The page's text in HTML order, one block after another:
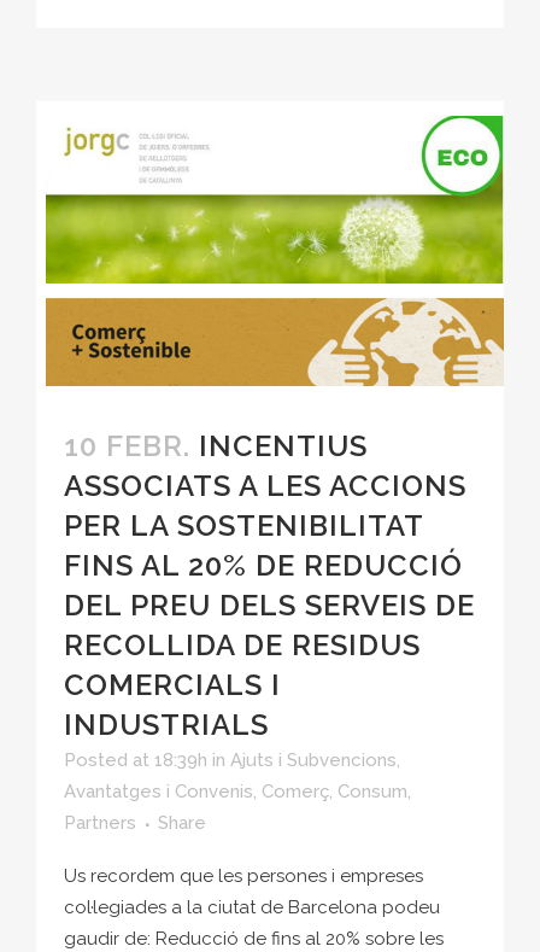
10 FEBR. INCENTIUS
ASSOCIATS A LES ACCIONS
PER LA SOSTENIBILITAT
FINS AL 20% DE REDUCCIÓ
DEL PREU DELS SERVEIS DE
RECOLLIDA DE RESIDUS
COMERCIALS I
INDUSTRIALS
Posted at 18:39h in Ajuts i Subvencions,
Avantatges i Convenis, Comerç, Consum,
Partners
Share
Us recordem que les persones i empreses
col·legiades a la ciutat de Barcelona podeu
gaudir de: Reducció de fins al 20% sobre les